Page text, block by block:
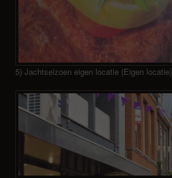
5) Jachtseizoen eigen locatie (Eigen locatie)